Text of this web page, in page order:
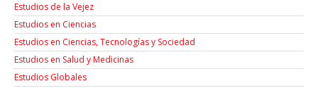
Estudios de la Vejez
Estudios en Ciencias
Estudios en Ciencias, Tecnologías y Sociedad
Estudios en Salud y Medicinas
Estudios Globales